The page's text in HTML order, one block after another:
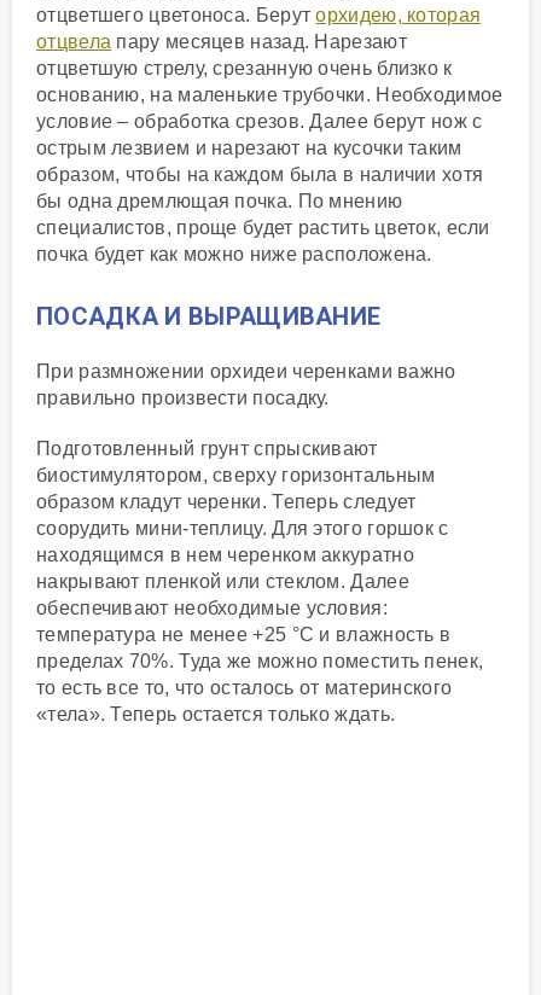
отцветшего цветоноса. Беруторхидею, которая
отцвела пару месяцев назад. Нарезают
отцветшую стрелу, срезанную очень близко к
основанию, на маленькие трубочки. Необходимое
условие – обработка срезов. Далее берут нож с
острым лезвием и нарезают на кусочки таким
образом, чтобы на каждом была в наличии хотя
бы одна дремлющая почка. По мнению
специалистов, проще будет растить цветок, если
почка будет как можно ниже расположена.
ПОСАДКА И ВЫРАЩИВАНИЕ
При размножении орхидеи черенками важно
правильно произвести посадку.
Подготовленный грунт спрыскивают
биостимулятором, сверху горизонтальным
образом кладут черенки. Теперь следует
соорудить мини-теплицу. Для этого горшок с
находящимся в нем черенком аккуратно
накрывают пленкой или стеклом. Далее
обеспечивают необходимые условия:
температура не менее +25 °C и влажность в
пределах 70%. Туда же можно поместить пенек,
то есть все то, что осталось от материнского
«тела». Теперь остается только ждать.